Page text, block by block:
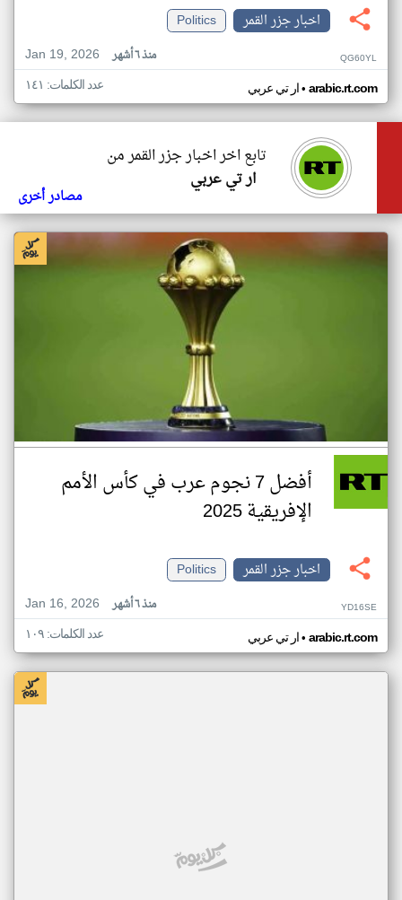
اخبار جزر القمر
Politics
Jan 19, 2026
منذ ٦ أشهر QG60YL
ار تي عربي• arabic.rt.com عدد الكلمات: ١٤١
تابع اخر اخبار جزر القمر من
ار تي عربي
مصادر أخرى
أفضل 7 نجوم عرب في كأس الأمم
الإفريقية 2025
اخبار جزر القمر
Politics
Jan 16, 2026
منذ ٦ أشهر YD16SE
ار تي عربي• arabic.rt.com عدد الكلمات: ١٠٩